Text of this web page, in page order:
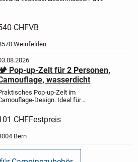
würde dann auch...
CHFVB
Weinfelden
Pop-up-Zelt für 2 Personen,
wasserdicht
Pop-up-Zelt im
Design. Ideal für
andere Outdoor-Abenteuer. Dank
des Pop-up-Systems ist das Zelt in
CHFFestpreis
Bern